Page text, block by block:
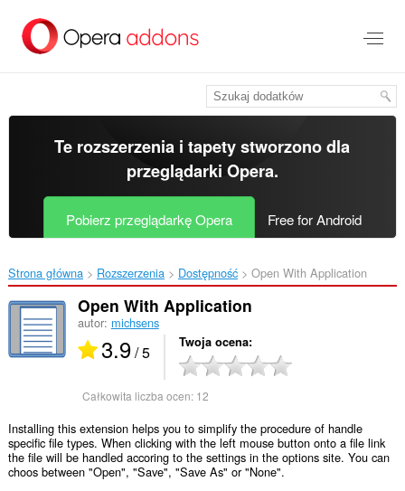
treści
Te rozszerzenia i tapety stworzono dla
przeglądarki Opera.
Pobierz przeglądarkę Opera Free for Android
Strona główna Rozszerzenia Dostępność Open With Application‎
Open With Application
autor: michsens
3.9/ 5 Twoja ocena
Całkowita liczba ocen: 12
Installing this extension helps you to simplify the procedure of handle
specific file types. When clicking with the left mouse button onto a file link
the file will be handled accoring to the settings in the options site. You can
choos between "Open", "Save", "Save As" or "None".